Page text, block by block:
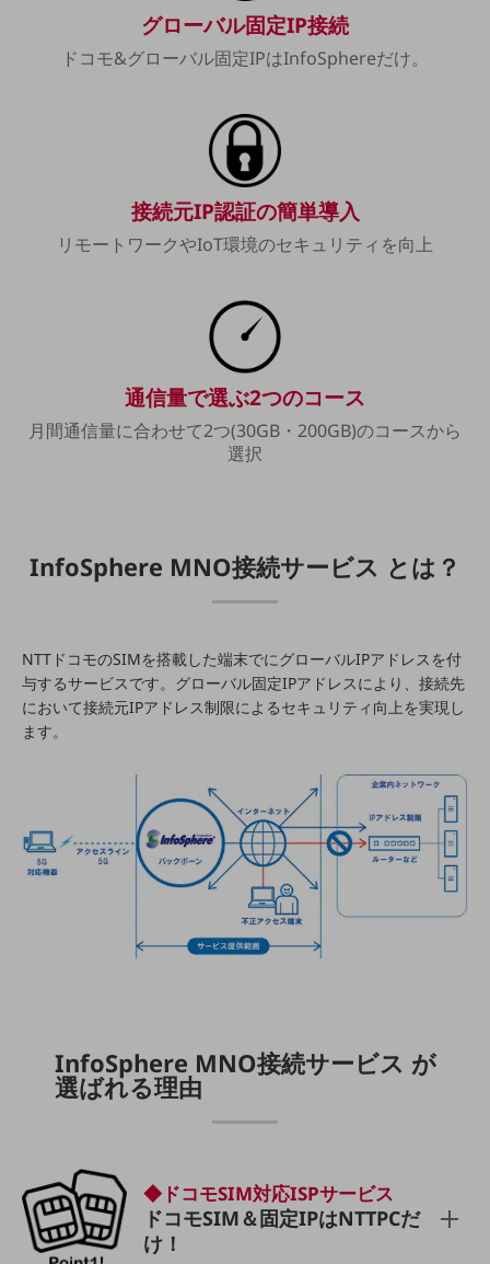
職場環境整備
顧客体験（CX）改善
自動化・省電化
モビリティ
小売業
キーワードで探す
モバイルTOP
法人向けスマホ・携帯に関する、
ビジネス向けスマートフォン
タフネススマートフォン
衛星携帯電話
IOT完了済みメーカーブランド製品
ドコモBiz データ無制限 ドコモ MAX ドコモ mini ドコモBiz かけ放題
ケータイプラン
グローバル固定IP接続
ドコモ&グローバル固定IPはInfoSphereだけ。
接続元IP認証の簡単導入
リモートワークやIoT環境のセキュリティを向上
通信量で選ぶ2つのコース
月間通信量に合わせて2つ(30GB・200GB)のコースから
選択
InfoSphere MNO接続サービス とは？
NTTドコモのSIMを搭載した端末でにグローバルIPアドレスを付
与するサービスです。グローバル固定IPアドレスにより、接続先
において接続元IPアドレス制限によるセキュリティ向上を実現し
ます。
InfoSphere MNO接続サービス が
選ばれる理由
◆ドコモSIM対応ISPサービス
ドコモSIM＆固定IPはNTTPCだ
け！